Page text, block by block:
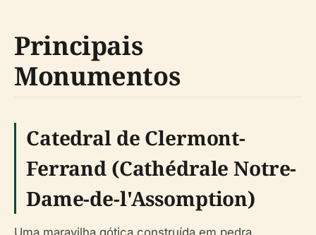
Principais
Monumentos
Catedral de Clermont-
Ferrand (Cathédrale Notre-
Dame-de-l'Assomption)
Uma maravilha gótica construída em pedra